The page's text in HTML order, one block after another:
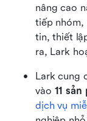
nâng cao
tiếp nhóm,
tin, thiết
ra, Lark
Lark cung
vào 11
dịch vụ